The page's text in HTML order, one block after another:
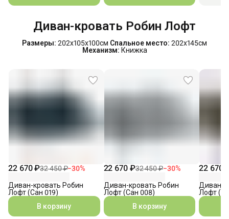
Диван-кровать Робин Лофт
Размеры: 202х105х100см Спальное место: 202х145см
Механизм: Книжка
22 670 ₽32 450 ₽−30%
Диван-кровать Робин
Лофт (Сан 019)
В корзину
22 670 ₽32 450 ₽−30%
Диван-кровать Робин
Лофт (Сан 008)
В корзину
22 670
Диван-
Лофт